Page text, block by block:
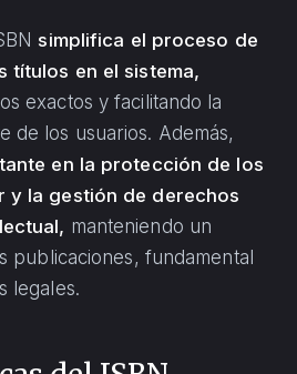
simplifica el proceso de
títulos en el sistema,
exactos y facilitando la
de los usuarios. Además,
en la protección de los
y la gestión de derechos
manteniendo un
publicaciones, fundamental
legales.